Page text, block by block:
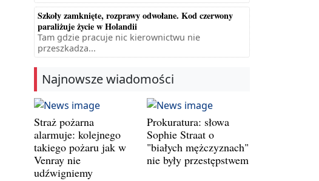
Szkoły zamknięte, rozprawy odwołane. Kod czerwony
paraliżuje życie w Holandii
Tam gdzie pracuje nic kierownictwu nie
przeszkadza...
Najnowsze wiadomości
Straż pożarna
alarmuje: kolejnego
takiego pożaru jak w
Venray nie
udźwigniemy
Prokuratura: słowa
Sophie Straat o
"białych mężczyznach"
nie były przestępstwem